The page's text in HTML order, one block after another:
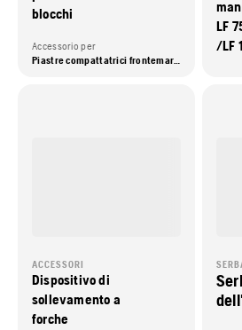
blocchi
Accessorio per
Piastre compattatrici frontemarcia, Piastre compattatrici reversibili
LF
/LF
ACCESSORI
Dispositivo di
sollevamento a
forche